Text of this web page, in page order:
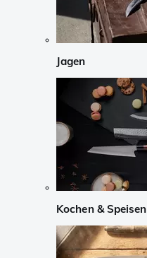
Jagen
Kochen & Speisen